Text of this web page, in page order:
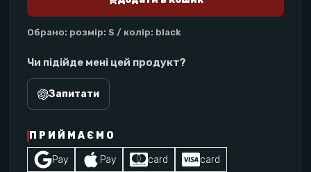
Обрано: розмір: S / колір: black
Чи підійде мені цей продукт?
Запитати
ПРИЙМАЄМО
Pay Pay card card